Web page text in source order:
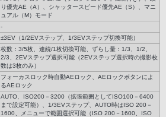
り優先AE（A）、シャッタースピード優先AE（S）、マニ
ュアル（M）モード
-
±3EV（1/2EVステップ、1/3EVステップ切換可能）
枚数：3/5枚、連続/1枚切換可能、ずらし量：1/3、1/2、
2/3、2EVステップ選択可能（2EVステップ選択時の撮影枚
数は3枚のみ）
フォーカスロック時自動AEロック、AEロックボタンによ
るAEロック
AUTO、ISO200－3200（拡張範囲としてISO100－6400
まで設定可能）、1/3EVステップ、AUTO時はISO 200－
1600、メニューで範囲選択可能（ISO 200－1600、ISO